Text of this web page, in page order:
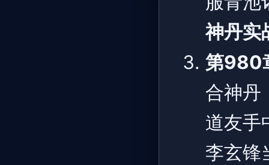
神丹实
第980
合神丹
道友手
李玄锋